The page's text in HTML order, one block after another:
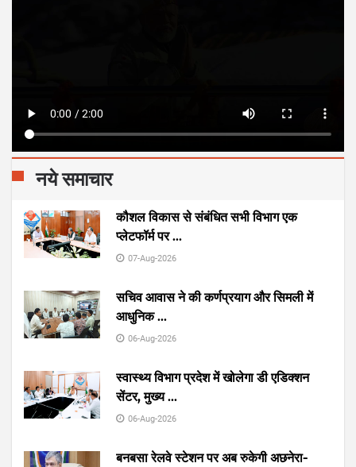
नये समाचार
कौशल विकास से संबंधित सभी विभाग एक
प्लेटफॉर्म पर...
07-Aug-2026
सचिव आवास ने की कर्णप्रयाग और सिमली में
आधुनिक...
06-Aug-2026
स्वास्थ्य विभाग प्रदेश में खोलेगा डी एडिक्शन
सेंटर, मुख्य...
06-Aug-2026
बनबसा रेलवे स्टेशन पर अब रुकेगी अछनेरा-